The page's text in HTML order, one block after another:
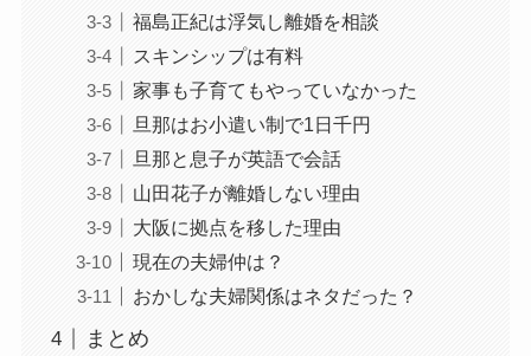
福島正紀は浮気し離婚を相談
スキンシップは有料
家事も子育てもやっていなかった
旦那はお小遣い制で1日千円
旦那と息子が英語で会話
山田花子が離婚しない理由
大阪に拠点を移した理由
現在の夫婦仲は？
おかしな夫婦関係はネタだった？
まとめ